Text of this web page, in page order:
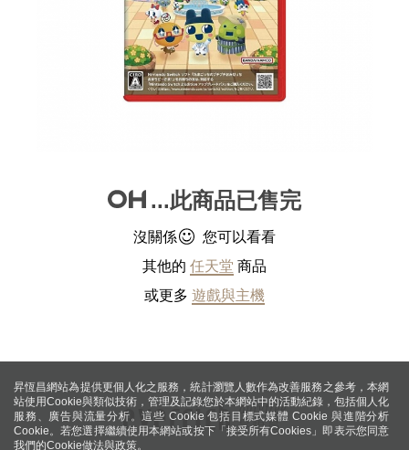
...此商品已售完
沒關係
您可以看看
其他的 任天堂 商品
或更多 遊戲與主機
昇恆昌網站為提供更個人化之服務，統計瀏覽人數作為改善服務之參考，本網
站使用Cookie與類似技術，管理及記錄您於本網站中的活動紀錄，包括個人化
服務、廣告與流量分析。這些 Cookie 包括目標式媒體 Cookie 與進階分析
Cookie。若您選擇繼續使用本網站或按下「接受所有Cookies」即表示您同意
我們的Cookie做法與政策。